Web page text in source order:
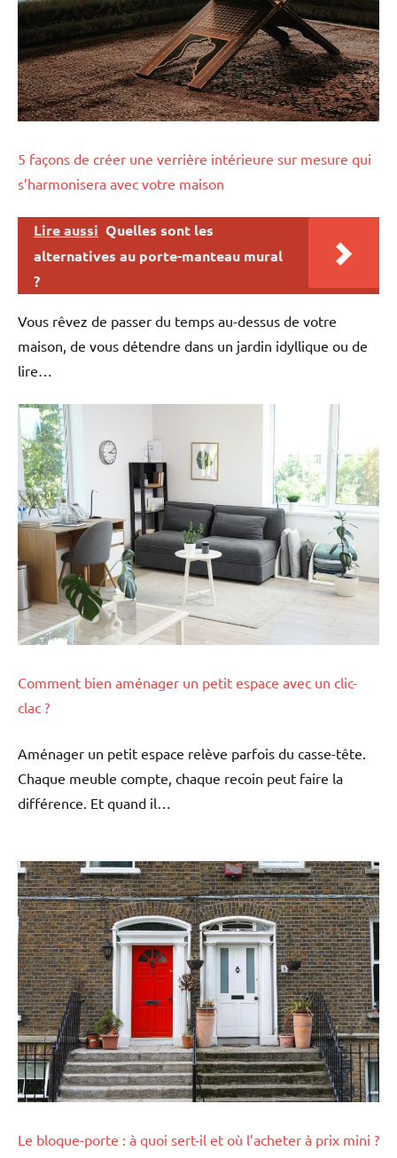
5 façons de créer une verrière intérieure sur mesure qui
s’harmonisera avec votre maison
Lire aussi Quelles sont les
alternatives au porte-manteau mural
?
Vous rêvez de passer du temps au-dessus de votre
maison, de vous détendre dans un jardin idyllique ou de
lire…
Comment bien aménager un petit espace avec un clic-
clac ?
Aménager un petit espace relève parfois du casse-tête.
Chaque meuble compte, chaque recoin peut faire la
différence. Et quand il…
Le bloque-porte : à quoi sert-il et où l’acheter à prix mini ?